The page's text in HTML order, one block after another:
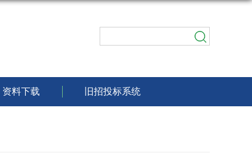
资料下载 旧招投标系统